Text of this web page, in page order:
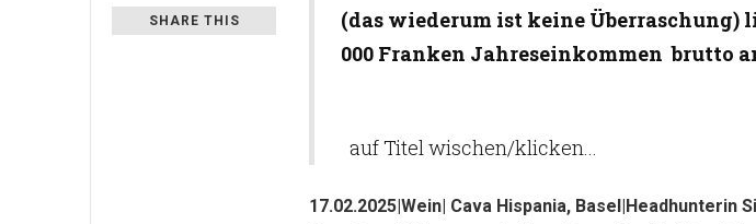
SHARE THIS
(das wiederum ist keine Überraschung)
000 Franken Jahreseinkommen brutto
auf Titel wischen/klicken...
17.02.2025|Wein| Cava Hispania, Basel|Headhunterin